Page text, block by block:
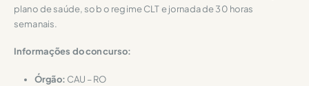
plano de saúde, sob o regime CLT e jornada de 30 horas
semanais.
Informações do concurso:
Órgão: CAU – RO